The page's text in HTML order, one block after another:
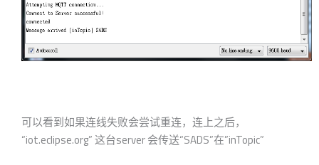
可以看到如果连线失败会尝试重连，连上之后，
“iot.eclipse.org” 这台server 会传送“SADS”在”inTopic”